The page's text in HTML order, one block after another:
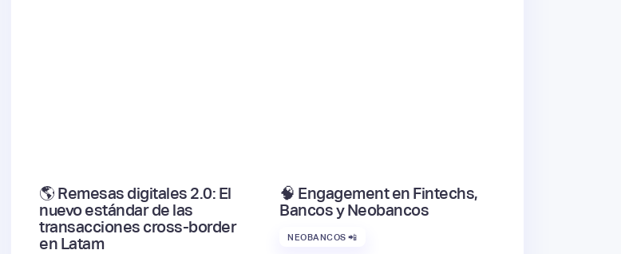
🌎 Remesas digitales 2.0: El
nuevo estándar de las
transacciones cross-border
en Latam
🧠 Engagement en Fintechs,
Bancos y Neobancos
NEOBANCOS 📲